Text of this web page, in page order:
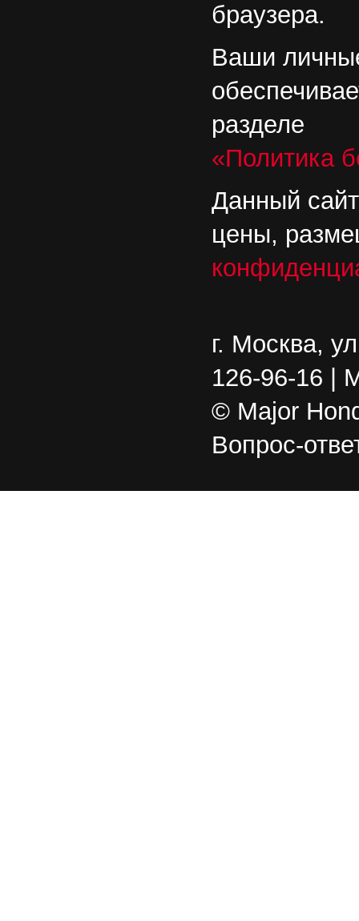
браузера.
Ваши
разделе
«Политика
Данный
цены,
г. Москва,
126-96-16 |
© Major
Вопрос-